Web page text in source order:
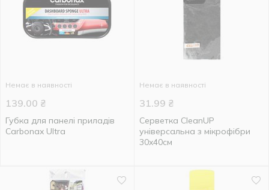
Немає в наявності
139.00 ₴
Губка для панелі приладів
Carbonax Ultra
Немає в наявності
31.99 ₴
Серветка CleanUP
універсальна з мікрофібри
30x40см